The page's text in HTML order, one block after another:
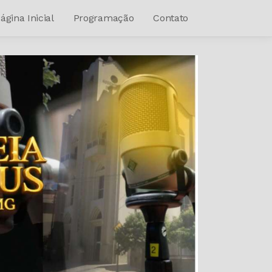
Inicial Programação Contato